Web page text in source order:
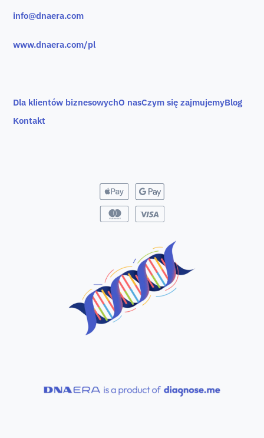
info@dnaera.com
www.dnaera.com/pl
Dla klientów biznesowychO nasCzym się zajmujemyBlog
Kontakt